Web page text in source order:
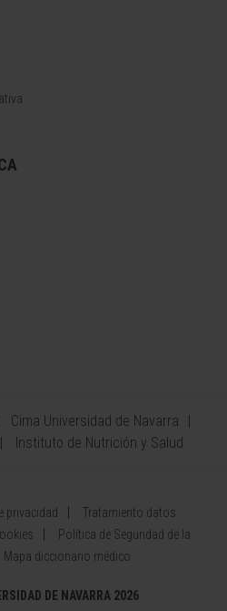
Cima Universidad de Navarra
Instituto de Nutrición y Salud
privacidad
Tratamiento datos
Política de Seguridad de la
Mapa diccionario médico
DE NAVARRA 2026